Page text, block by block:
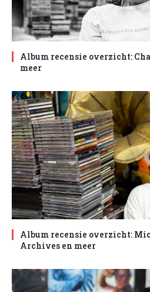
Album recensie overzicht:
meer
Album recensie overzicht:
Archives en meer